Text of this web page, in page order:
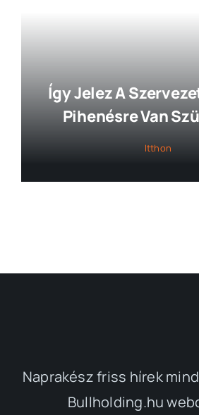
Így Jelez A
Pihenésre Van
Itthon
Naprakész friss hírek
Bullholding.hu